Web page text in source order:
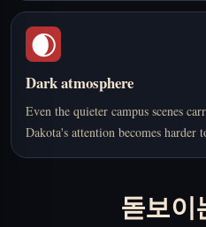
🌒
Dark atmosphere
Even the quieter campus scenes
Dakota's attention becomes harder
돋보이